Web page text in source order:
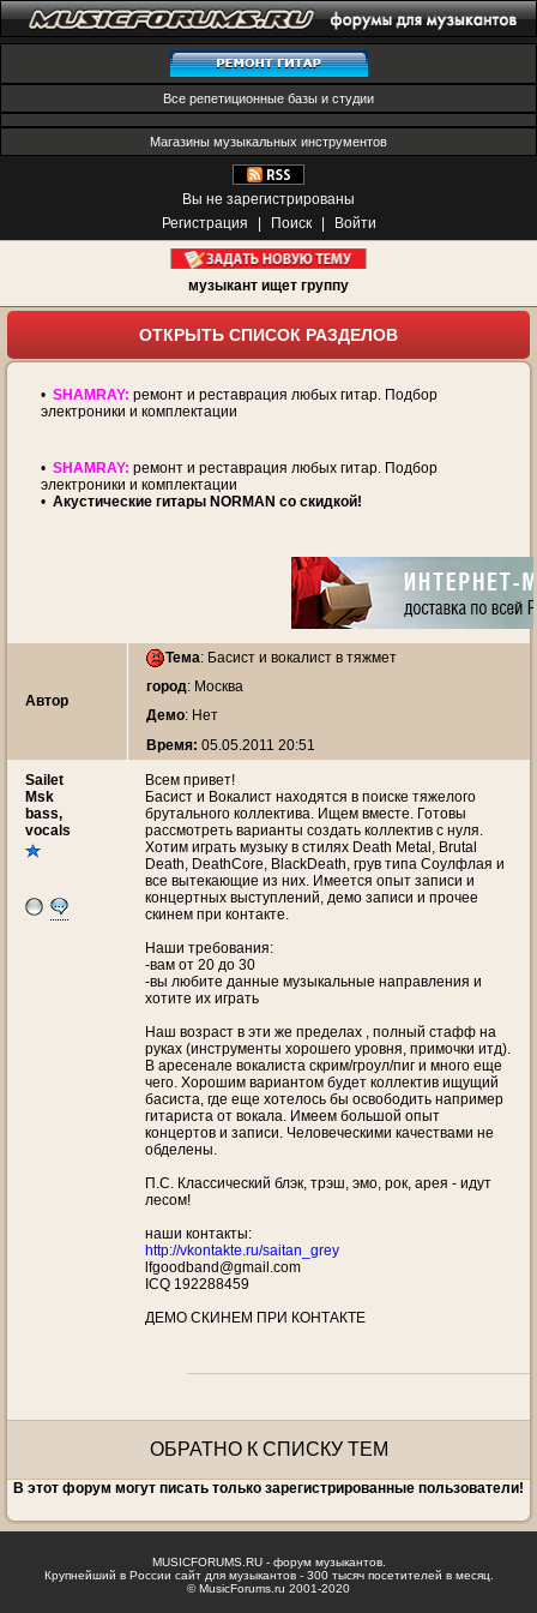
Все репетиционные базы и студии
Магазины музыкальных инструментов
Вы не зарегистрированы
Регистрация
Поиск Войти
музыкант ищет группу
ОТКРЫТЬ СПИСОК РАЗДЕЛОВ
• SHAMRAY: ремонт и реставрация любых гитар. Подбор
электроники и комплектации
• SHAMRAY: ремонт и реставрация любых гитар. Подбор
электроники и комплектации
• Акустические гитары NORMAN со скидкой!
Автор
Тема: Басист и вокалист в тяжмет
город: Москва
Демо: Нет
Время: 05.05.2011 20:51
Sailet
Msk
bass,
vocals
Всем привет!
Басист и Вокалист находятся в поиске тяжелого
брутального коллектива. Ищем вместе. Готовы
рассмотреть варианты создать коллектив с нуля.
Хотим играть музыку в стилях Death Metal, Brutal
Death, DeathCore, BlackDeath, грув типа Соулфлая и
все вытекающие из них. Имеется опыт записи и
концертных выступлений, демо записи и прочее
скинем при контакте.
Наши требования:
-вам от 20 до 30
-вы любите данные музыкальные направления и
хотите их играть
Наш возраст в эти же пределах , полный стафф на
руках (инструменты хорошего уровня, примочки итд).
В аресенале вокалиста скрим/гроул/пиг и много еще
чего. Хорошим вариантом будет коллектив ищущий
басиста, где еще хотелось бы освободить например
гитариста от вокала. Имеем большой опыт
концертов и записи. Человеческими качествами не
обделены.
П.С. Классический блэк, трэш, эмо, рок, арея - идут
лесом!
наши контакты:
http://vkontakte.ru/saitan_grey
lfgoodband@gmail.com
ICQ 192288459
ДЕМО СКИНЕМ ПРИ КОНТАКТЕ
ОБРАТНО К СПИСКУ ТЕМ
В этот форум могут писать только зарегистрированные пользователи!
MUSICFORUMS.RU - форум музыкантов.
Крупнейший в России сайт для музыкантов - 300 тысяч посетителей в месяц.
© MusicForums.ru 2001-2020